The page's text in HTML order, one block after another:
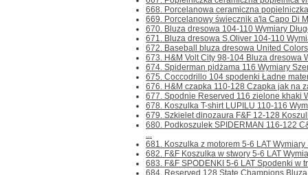
668. Porcelanowa ceramiczna
669. Porcelanowy świecznik a'la Capo Di
670. Bluza dresowa 104-110 Wymiary
671. Bluza dresowa S.Oliver 104-110
672. Baseball bluza dresowa United
673. H&M Volt City 98-104 Bluza dresowa
674. Spiderman pidżama 116 Wymiary
675. Coccodrillo 104 spodenki Ładne
676. H&M czapka 110-128 Czapka jak na
677. Spodnie Reserved 116 zielone khaki
678. Koszulka T-shirt LUPILU 110-116
679. Szkielet dinozaura F&F 12-128
680. Podkoszulek SPIDERMAN 116-122
...
681. Koszulka z motorem 5-6 LAT
682. F&F Koszulka w stwory 5-6 LAT
683. F&F SPODENKI 5-6 LAT Spodenki w
684. Reserved 128 State Champions